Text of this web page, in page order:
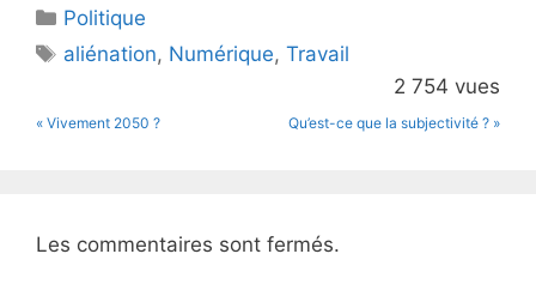
er e
b
o
Catégories
Politique
Étiquettes
aliénation, Numérique,Travail
2 754 vues
« Vivement 2050 ? Qu’est-ce que la subjectivité ? »
Les commentaires sont fermés.